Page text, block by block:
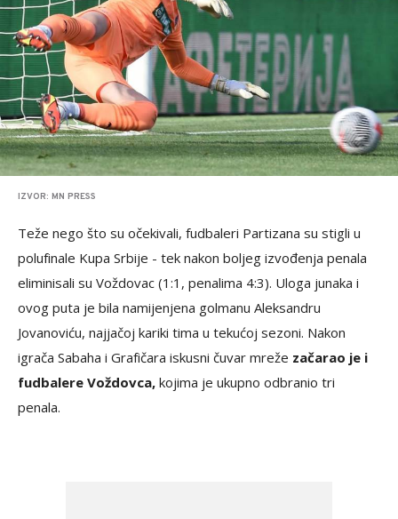
IZVOR: MN PRESS
Teže nego što su očekivali, fudbaleri Partizana su stigli u
polufinale Kupa Srbije - tek nakon boljeg izvođenja penala
eliminisali su Voždovac (1:1, penalima 4:3). Uloga junaka i
ovog puta je bila namijenjena golmanu Aleksandru
Jovanoviću, najjačoj kariki tima u tekućoj sezoni. Nakon
igrača Sabaha i Grafičara iskusni čuvar mreže začarao je i
fudbalere Voždovca, kojima je ukupno odbranio tri
penala.